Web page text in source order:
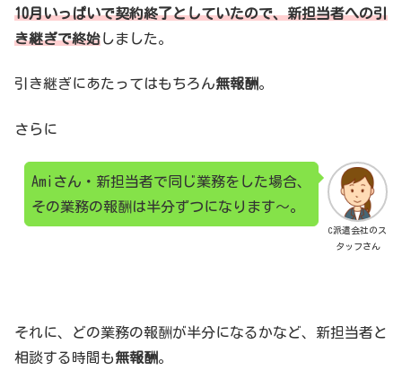
10月いっぱいで契約終了としていたので、新担当者への引
き継ぎで終始しました。
引き継ぎにあたってはもちろん無報酬。
さらに
C派遣会社のス
タッフさん
Amiさん・新担当者で同じ業務をした場合、
その業務の報酬は半分ずつになります～。
それに、どの業務の報酬が半分になるかなど、新担当者と
相談する時間も無報酬。